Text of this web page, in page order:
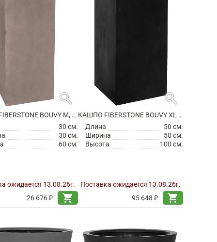
search
КАШПО FIBERSTONE BOUVY M, TAUPE
30 см.
30 см.
60 см.
ожидается 13.08.26г.
26 676 ₽
shopping_cart
search
КАШПО FIBERSTONE BOUVY XL BLACK
Длина
50 см.
Ширина
50 см.
Высота
100 см.
Поставка ожидается 13.08.26г.
95 648 ₽
shopping_cart